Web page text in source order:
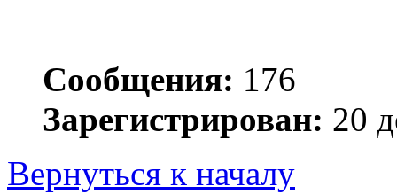
Сообщения: 176
Зарегистрирован: 20
Вернуться к началу